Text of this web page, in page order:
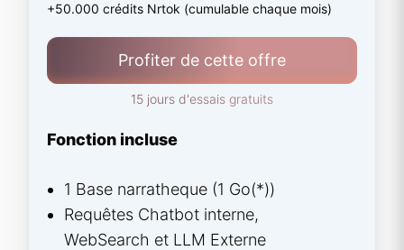
+50.000 crédits Nrtok (cumulable chaque mois)
Profiter de cette offre
15 jours d'essais gratuits
Fonction incluse
1 Base narratheque (1 Go(*))
Requêtes Chatbot interne,
WebSearch et LLM Externe